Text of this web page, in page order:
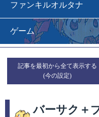
ファンキルオルタナ
ゲーム
記事を最初から全て表示する
バーサク＋